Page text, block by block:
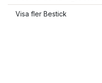
Visa fler Bestick